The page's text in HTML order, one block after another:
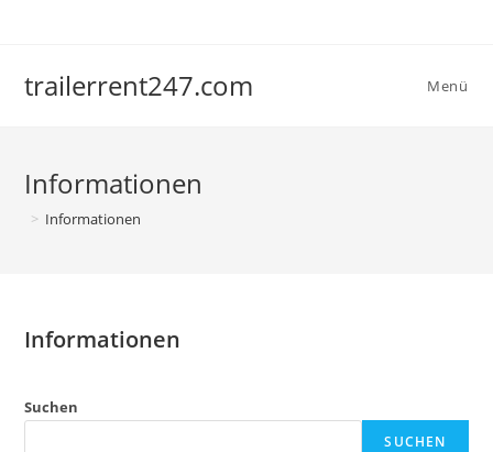
trailerrent247.com Menü
Informationen
> Informationen
Informationen
Suchen
SUCHEN